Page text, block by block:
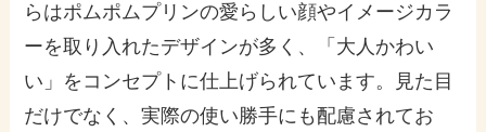
らはポムポムプリンの愛らしい顔やイメージカラ
ーを取り入れたデザインが多く、「大人かわい
い」をコンセプトに仕上げられています。見た目
だけでなく、実際の使い勝手にも配慮されてお